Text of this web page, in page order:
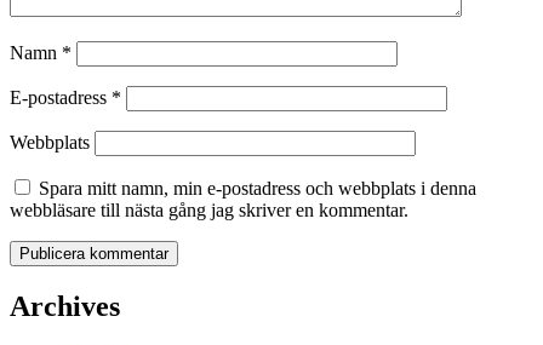
Namn *
E-postadress *
Webbplats
Spara mitt namn, min e-postadress och webbplats i denna
webbläsare till nästa gång jag skriver en kommentar.
Archives